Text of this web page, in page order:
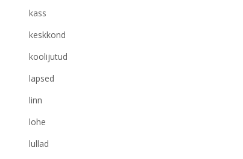
kass
keskkond
koolijutud
lapsed
linn
lohe
lullad